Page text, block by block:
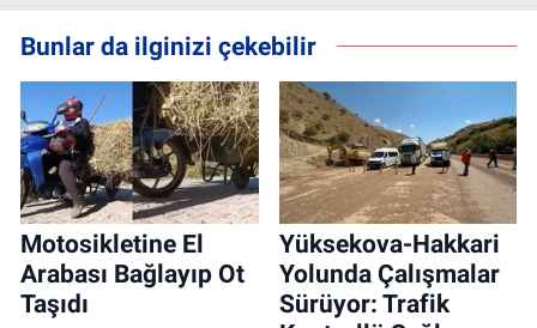
Bunlar da ilginizi çekebilir
Motosikletine El
Arabası Bağlayıp Ot
Taşıdı
Yüksekova-Hakkari
Yolunda Çalışmalar
Sürüyor: Trafik